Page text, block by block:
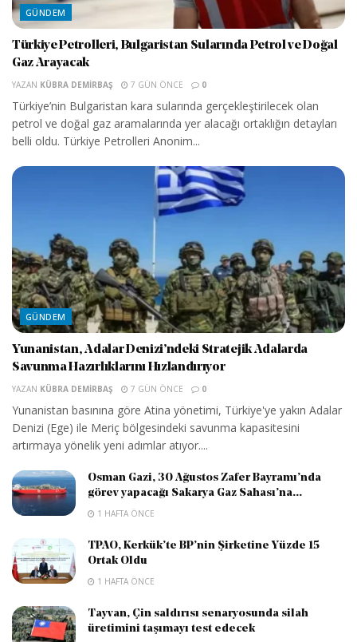
GÜNDEM
Türkiye Petrolleri, Bulgaristan Sularında Petrol ve Doğal
Gaz Arayacak
YAZAN KÜBRA DEMIRBAŞ 7 GÜN ÖNCE 0
Türkiye’nin Bulgaristan kara sularında gerçekleştirilecek olan
petrol ve doğal gaz aramalarında yer alacağı ortaklığın detayları
belli oldu. Türkiye Petrolleri Anonim...
GÜNDEM
Yunanistan, Adalar Denizi’ndeki Stratejik Adalarda
Savunma Hazırlıklarını Hızlandırıyor
YAZAN KÜBRA DEMIRBAŞ 7 GÜN ÖNCE 0
Yunanistan basınına göre Atina yönetimi, Türkiye'ye yakın Adalar
Denizi (Ege) ile Meriç bölgesindeki savunma kapasitesini
artırmaya yönelik yeni adımlar atıyor....
Osman Gazi, 30 Ağustos Zafer Bayramı’nda
görev yapacağı Sakarya Gaz Sahası’na...
1 HAFTA ÖNCE
TPAO, Kerkük’te BP’nin Şirketine Yüzde 15
Ortak Oldu
1 HAFTA ÖNCE
Tayvan, Çin saldırısı senaryosunda silah
üretimini taşımayı test edecek